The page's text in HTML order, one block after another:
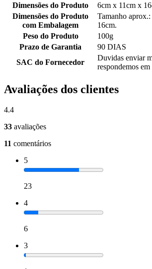
Dimensões do Produto
6cm x 11cm x
Dimensões do Produto
com Embalagem
Tamanho
16cm.
Peso do Produto
100g
Prazo de Garantia
90 DIAS
SAC do Fornecedor
Duvidas enviar
respondemos
Avaliações dos clientes
4.4
33 avaliações
11 comentários
5
23
4
6
3